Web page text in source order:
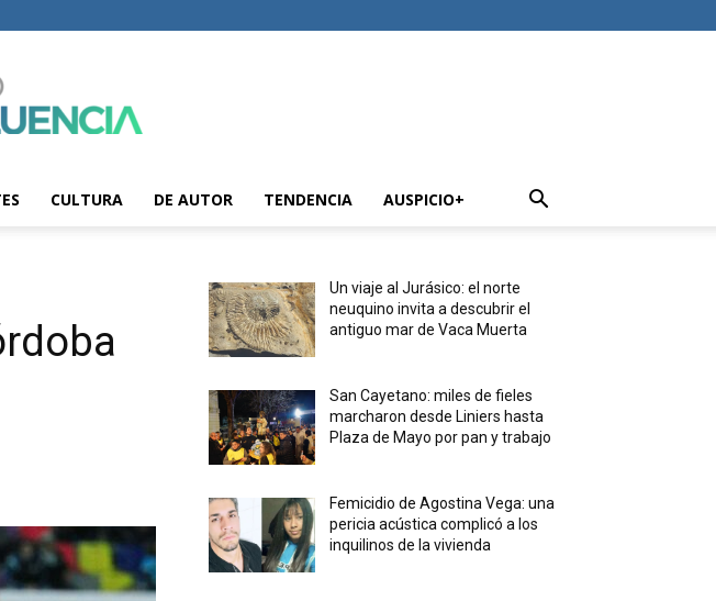
CULTURA DE AUTOR TENDENCIA AUSPICIO+
Un viaje al Jurásico: el norte
neuquino invita a descubrir el
antiguo mar de Vaca Muerta
San Cayetano: miles de fieles
marcharon desde Liniers hasta
Plaza de Mayo por pan y trabajo
Femicidio de Agostina Vega: una
pericia acústica complicó a los
inquilinos de la vivienda